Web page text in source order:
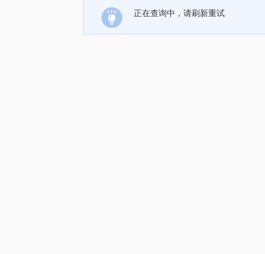
正在查询中，请刷新重试